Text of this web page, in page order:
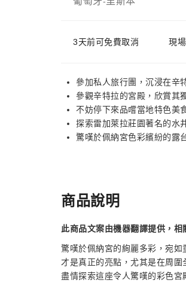
3天前可免費取消 現
參加私人旅行團，沉浸在辛
參觀辛特拉的宮殿，欣賞其
不妨停下來品嚐當地特色美
探索雷加萊拉莊園著名的水
驚嘆於佩納宮色彩繽紛的露
商品說明
此商品文案由機器翻譯提供，
驚嘆於佩納宮的絢麗多彩，宛
才是真正的亮點，尤其是在周圍
盡情探索這座令人驚嘆的彩色宮